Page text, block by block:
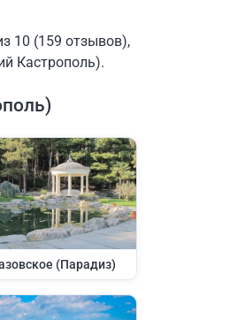
10 (159 отзывов),
Кастрополь).
(Парадиз)